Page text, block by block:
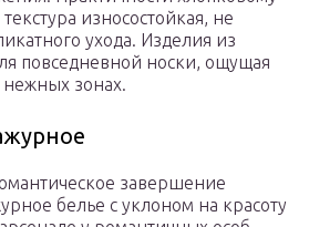
износостойкая, не
ухода. Изделия из
повседневной носки, ощущая
зонах.
завершение
белье с уклоном на красоту